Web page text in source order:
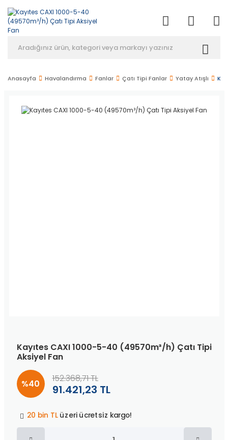
Anasayfa Havalandırma Fanlar Çatı Tipi Fanlar Yatay Atışlı
Kayıtes CAXI 1000-5-40 (49570m³/h) Çatı Tipi
Aksiyel Fan
%40 91.421,23 TL
152.368,71 TL
20 bin TLüzeri ücretsiz kargo!
40 bin TL
Peşin fiyatına